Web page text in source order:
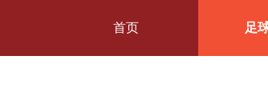
首页 足